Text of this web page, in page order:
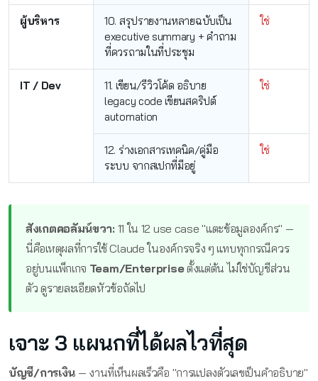
ผู้บริหาร
10. สรุปรายงานหลายฉบับเป็น
executive summary + คำถาม
ที่ควรถามในที่ประชุม
ใช่
IT / Dev
11. เขียน/รีวิวโค้ด อธิบาย
legacy code เขียนสคริปต์
automation
ใช่
12. ร่างเอกสารเทคนิค/คู่มือ
ระบบ จากสเปกที่มีอยู่
ใช่
สังเกตคอลัมน์ขวา: 11 ใน 12 use case "แตะข้อมูลองค์กร" —
นี่คือเหตุผลที่การใช้ Claude ในองค์กรจริง ๆ แทบทุกกรณีควร
อยู่บนแพ็กเกจ Team/Enterpriseตั้งแต่ต้น ไม่ใช่บัญชีส่วน
ตัว ดูรายละเอียดหัวข้อถัดไป
เจาะ 3 แผนกที่ได้ผลไวที่สุด
บัญชี/การเงิน — งานที่เห็นผลเร็วคือ "การแปลงตัวเลขเป็นคำอธิบาย"